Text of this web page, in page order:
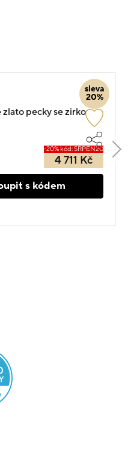
sleva
20%
zlato pecky se zirkony
-20% kód: SRPEN20
4 711 Kč
s kódem